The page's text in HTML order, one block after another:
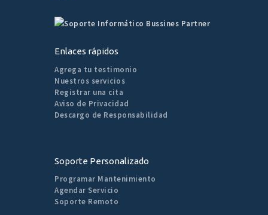
Enlaces rápidos
Agrega tu testimonio
Nuestros servicios
Registrar una cita
Aviso de Privacidad
Descargo de Responsabilidad
Soporte Personalizado
Programar Mantenimiento
Agendar Servicio
Soporte Remoto